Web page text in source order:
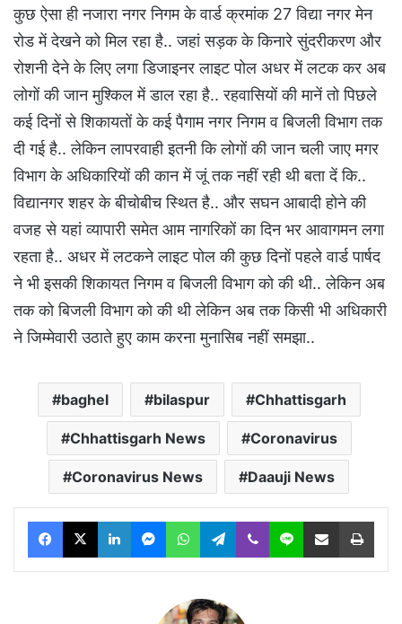
कुछ ऐसा ही नजारा नगर निगम के वार्ड क्रमांक 27 विद्या नगर मेन
रोड में देखने को मिल रहा है.. जहां सड़क के किनारे सुंदरीकरण और
रोशनी देने के लिए लगा डिजाइनर लाइट पोल अधर में लटक कर अब
लोगों की जान मुश्किल में डाल रहा है.. रहवासियों की मानें तो पिछले
कई दिनों से शिकायतों के कई पैगाम नगर निगम व बिजली विभाग तक
दी गई है.. लेकिन लापरवाही इतनी कि लोगों की जान चली जाए मगर
विभाग के अधिकारियों की कान में जूं तक नहीं रही थी बता दें कि..
विद्यानगर शहर के बीचोबीच स्थित है.. और सघन आबादी होने की
वजह से यहां व्यापारी समेत आम नागरिकों का दिन भर आवागमन लगा
रहता है.. अधर में लटकने लाइट पोल की कुछ दिनों पहले वार्ड पार्षद
ने भी इसकी शिकायत निगम व बिजली विभाग को की थी.. लेकिन अब
तक को बिजली विभाग को की थी लेकिन अब तक किसी भी अधिकारी
ने जिम्मेवारी उठाते हुए काम करना मुनासिब नहीं समझा..
baghel bilaspur Chhattisgarh
Chhattisgarh News Coronavirus
Coronavirus News Daauji News
Facebook
X LinkedInMessengerWhatsAppTelegram
Viber Line Share via Email Print